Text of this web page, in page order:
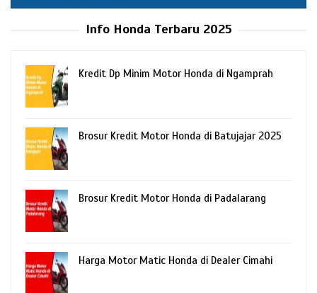
Info Honda Terbaru 2025
Kredit Dp Minim Motor Honda di Ngamprah
Brosur Kredit Motor Honda di Batujajar 2025
Brosur Kredit Motor Honda di Padalarang
Harga Motor Matic Honda di Dealer Cimahi